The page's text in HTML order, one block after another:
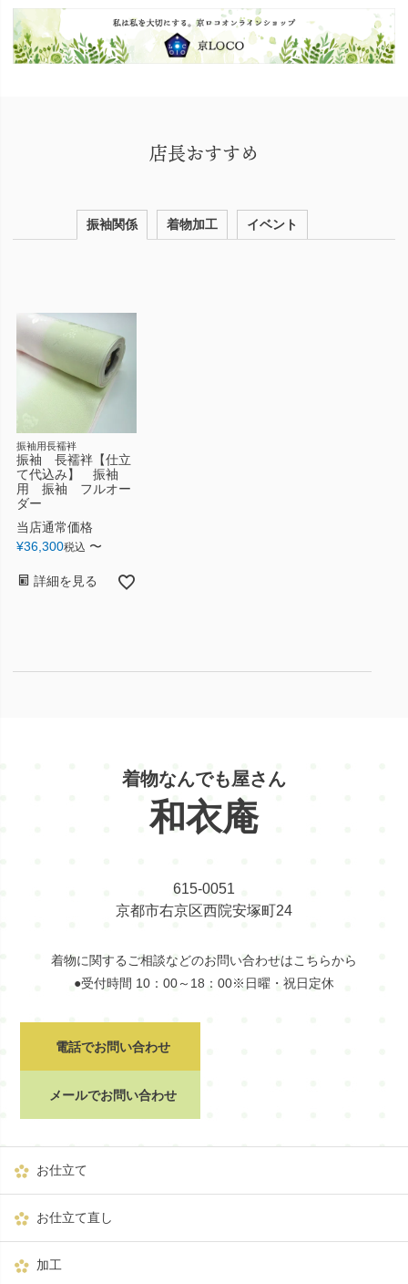
店長おすすめ
振袖関係 着物加工 イベント
振袖用長襦袢
振袖 長襦袢【仕立
て代込み】 振袖
用 振袖 フルオー
ダー
当店通常価格
¥36,300税込 〜
詳細を見る
着物なんでも屋さん
和衣庵
615-0051
京都市右京区西院安塚町24
着物に関するご相談などのお問い合わせはこちらから
●受付時間 10：00～18：00※日曜・祝日定休
電話でお問い合わせ
メールでお問い合わせ
お仕立て
お仕立て直し
加工